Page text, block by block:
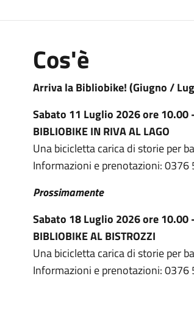
Cos'è
Arriva la Bibliobike! (Giugno /
Sabato 11 Luglio 2026 ore 10.00
BIBLIOBIKE IN RIVA AL LAGO
Una bicicletta carica di storie per
Informazioni e prenotazioni:
Prossimamente
Sabato 18 Luglio 2026 ore
BIBLIOBIKE AL BISTROZZI
Una bicicletta carica di storie per
Informazioni e prenotazioni: